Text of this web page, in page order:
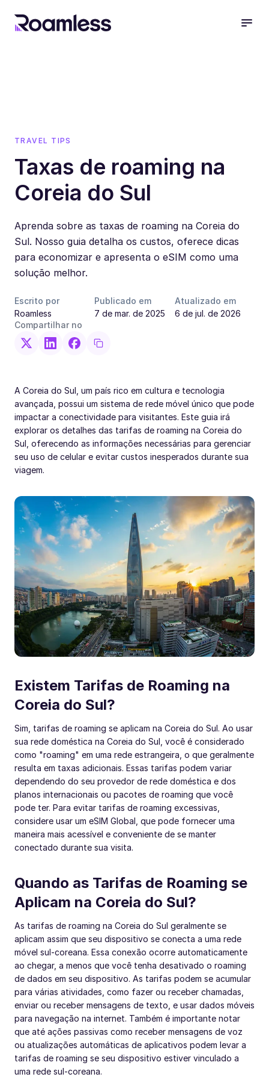
TRAVEL TIPS
Taxas de roaming na
Coreia do Sul
Aprenda sobre as taxas de roaming na Coreia do
Sul. Nosso guia detalha os custos, oferece dicas
para economizar e apresenta o eSIM como uma
solução melhor.
Escrito por
Roamless
Publicado em
7 de mar. de 2025
Atualizado em
6 de jul. de 2026
Compartilhar no
A Coreia do Sul, um país rico em cultura e tecnologia
avançada, possui um sistema de rede móvel único que pode
impactar a conectividade para visitantes. Este guia irá
explorar os detalhes das tarifas de roaming na Coreia do
Sul, oferecendo as informações necessárias para gerenciar
seu uso de celular e evitar custos inesperados durante sua
viagem.
Existem Tarifas de Roaming na
Coreia do Sul?
Sim, tarifas de roaming se aplicam na Coreia do Sul. Ao usar
sua rede doméstica na Coreia do Sul, você é considerado
como "roaming" em uma rede estrangeira, o que geralmente
resulta em taxas adicionais. Essas tarifas podem variar
dependendo do seu provedor de rede doméstica e dos
planos internacionais ou pacotes de roaming que você
pode ter. Para evitar tarifas de roaming excessivas,
considere usar um eSIM Global, que pode fornecer uma
maneira mais acessível e conveniente de se manter
conectado durante sua visita.
Quando as Tarifas de Roaming se
Aplicam na Coreia do Sul?
As tarifas de roaming na Coreia do Sul geralmente se
aplicam assim que seu dispositivo se conecta a uma rede
móvel sul-coreana. Essa conexão ocorre automaticamente
ao chegar, a menos que você tenha desativado o roaming
de dados em seu dispositivo. As tarifas podem se acumular
para várias atividades, como fazer ou receber chamadas,
enviar ou receber mensagens de texto, e usar dados móveis
para navegação na internet. Também é importante notar
que até ações passivas como receber mensagens de voz
ou atualizações automáticas de aplicativos podem levar a
tarifas de roaming se seu dispositivo estiver vinculado a
uma rede sul-coreana.